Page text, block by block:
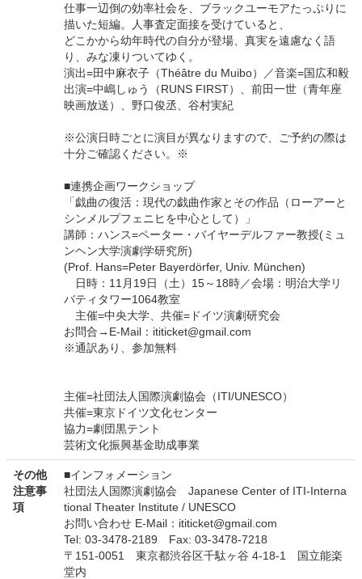
仕事一辺倒の効率社会を、ブラックユーモアたっぷりに
描いた短編。人事査定面接を受けていると、
どこかから幼年時代の自分が登場、真実を遠慮なく語
り、みな凍りついてゆく。
演出=田中麻衣子（Théâtre du Muibo）／音楽=国広和毅
出演=中嶋しゅう（RUNS FIRST）、前田一世（青年座
映画放送）、野口俊丞、谷村実紀
※公演日時ごとに演目が異なりますので、ご予約の際は
十分ご確認ください。※
■連携企画ワークショップ
「戯曲の復活：現代の戯曲作家とその作品（ローアーと
シンメルプフェニヒを中心として）」
講師：ハンス=ペーター・バイヤーデルファー教授(ミュ
ンヘン大学演劇学研究所)
(Prof. Hans=Peter Bayerdörfer, Univ. München)
日時：11月19日（土）15～18時／会場：明治大学リ
バティタワー1064教室
主催=中央大学、共催=ドイツ演劇研究会
お問合→E-Mail：ititicket@gmail.com
※通訳あり、参加無料
主催=社団法人国際演劇協会（ITI/UNESCO）
共催=東京ドイツ文化センター
協力=劇団黒テント
芸術文化振興基金助成事業
その他
注意事
項
■インフォメーション
社団法人国際演劇協会 Japanese Center of ITI-Interna
tional Theater Institute / UNESCO
お問い合わせ E-Mail：ititicket@gmail.com
Tel: 03-3478-2189 Fax: 03-3478-7218
〒151-0051 東京都渋谷区千駄ヶ谷 4-18-1 国立能楽
堂内